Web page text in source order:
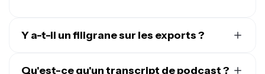
Y a-t-il un filigrane sur les exports ?
transcription que tu télécharges sera dans un fichier
Qu'est-ce qu'un transcript de podcast ?